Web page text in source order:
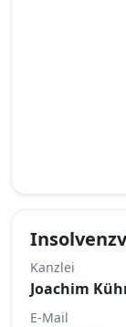
Kanzlei
Joachim
E-Mail